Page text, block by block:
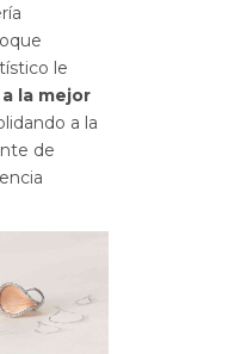
le
la mejor
a la
de